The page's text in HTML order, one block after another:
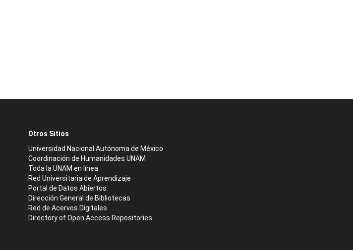
Otros Sitios
Universidad Nacional Autónoma de México
Coordinación de Humanidades UNAM
Toda la UNAM en línea
Red Universitaria de Aprendizaje
Portal de Datos Abiertos
Dirección General de Bibliotecas
Red de Acervos Digitales
Directory of Open Access Repositories